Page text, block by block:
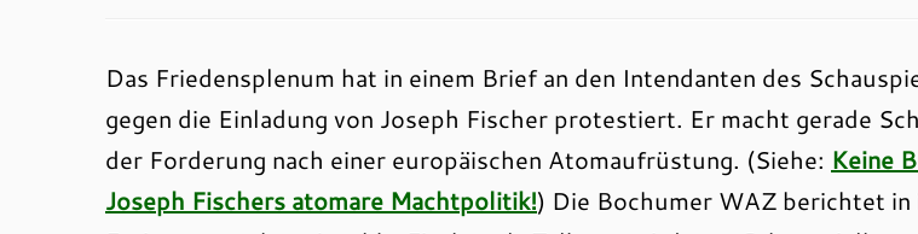
Das Friedensplenum hat in einem Brief an den Intendanten des
gegen die Einladung von Joseph Fischer protestiert. Er macht gerade
der Forderung nach einer europäischen Atomaufrüstung. (Siehe: Keine
Joseph Fischers atomare Machtpolitik!) Die Bochumer WAZ berichtet